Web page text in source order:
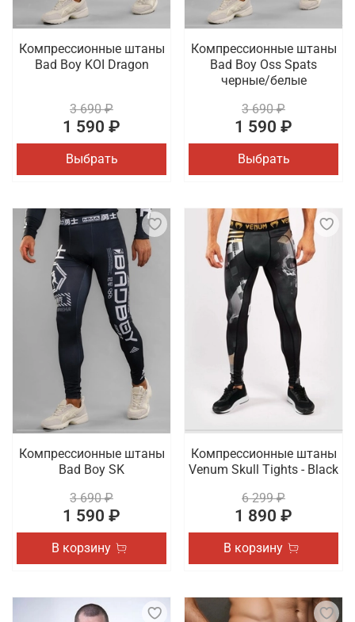
Компрессионные штаны
Bad Boy KOI Dragon
3 690 ₽
1 590 ₽
Выбрать
Компрессионные штаны
Bad Boy Oss Spats
черные/белые
3 690 ₽
1 590 ₽
Выбрать
Компрессионные штаны
Bad Boy SK
3 690 ₽
1 590 ₽
В корзину
Компрессионные штаны
Venum Skull Tights - Black
6 299 ₽
1 890 ₽
В корзину